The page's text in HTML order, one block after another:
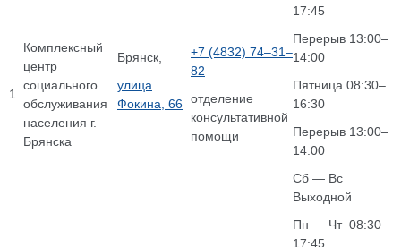
1
Комплексный
центр
социального
обслуживания
населения г.
Брянска
Брянск,
улица
Фокина, 66
+7 (4832) 74‒31‒
82
отделение
консультативной
помощи
17:45
Перерыв 13:00–
14:00
Пятница 08:30–
16:30
Перерыв 13:00–
14:00
Сб — Вс
Выходной
Пн — Чт 08:30–
17:45